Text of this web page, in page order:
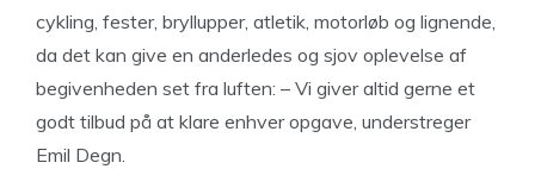
cykling, fester, bryllupper, atletik, motorløb og lignende,
da det kan give en anderledes og sjov oplevelse af
begivenheden set fra luften: – Vi giver altid gerne et
godt tilbud på at klare enhver opgave, understreger
Emil Degn.